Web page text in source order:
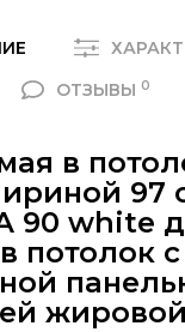
ОТЗЫВЫ 0
в
97
90 white
потолок с